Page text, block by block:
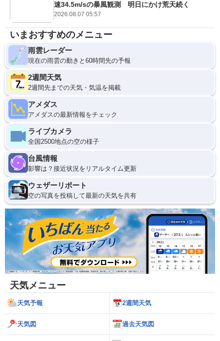
速34.5m/sの暴風観測 明日にかけ荒天続く
2026.08.07 05:57
いまおすすめのメニュー
雨雲レーダー
現在の雨雲の動きと60時間先の予報
2週間天気
2週間先までの天気・気温を掲載
アメダス
アメダスの最新情報をチェック
ライブカメラ
全国2500地点の空の様子
台風情報
影響は？接近状況をリアルタイム更新
ウェザーリポート
空の写真を投稿して最新の天気を共有
天気メニュー
天気予報 2週間天気
天気図 過去天気図